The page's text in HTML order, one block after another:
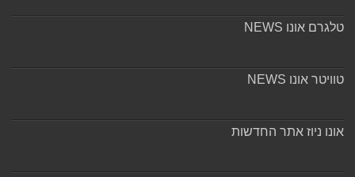
טלגרם אונו NEWS
טוויטר אונו NEWS
אונו ניוז אתר החדשות